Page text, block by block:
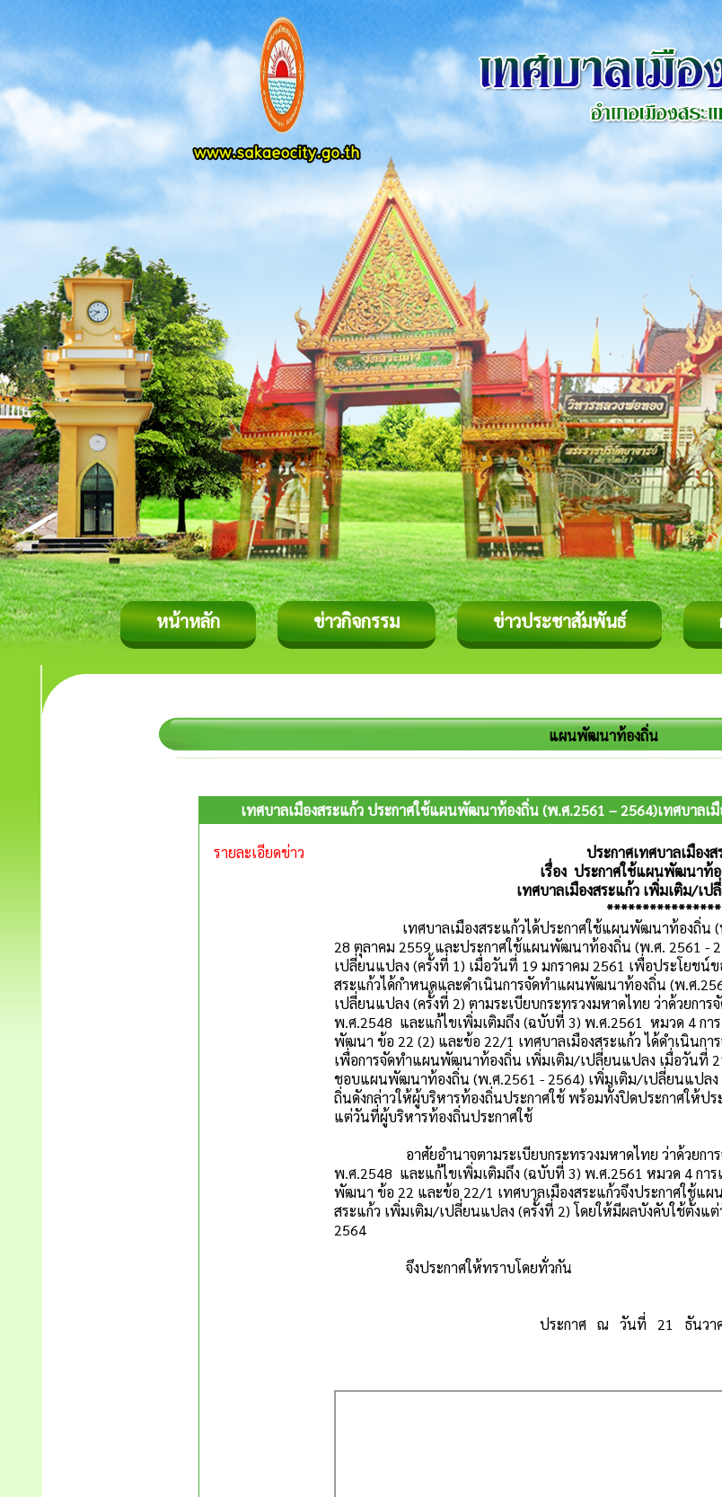
หน้าหลัก ข่าวกิจกรรม ข่าวประชาสัมพันธ์
แผนพัฒนาท้องถิ่น
เทศบาลเมืองสระแก้ว ประกาศใช้แผนพัฒนาท้องถิ่น (พ.ศ.2561 – 2564)เทศบาลเ
รายละเอียดข่าว
ประกาศเทศบาลเมืองส
เรื่อง ประกาศใช้แผนพัฒนาท้องถิ่
เทศบาลเมืองสระแก้ว เพิ่มเติม/เป
เทศบาลเมืองสระแก้วได้ประกาศใช้แผนพัฒนาท้องถิ่น (พ.ศ
28 ตุลาคม 2559 และประกาศใช้แผนพัฒนาท้องถิ่น (พ.ศ. 2561 -
เปลี่ยนแปลง (ครั้งที่ 1) เมื่อวันที่ 19 มกราคม 2561 เพื่อประโยช
สระแก้วได้กำหนดและดำเนินการจัดทำแผนพัฒนาท้องถิ่น (พ.ศ
เปลี่ยนแปลง (ครั้งที่ 2) ตามระเบียบกระทรวงมหาดไทย ว่าด้วยกา
พ.ศ.2548 และแก้ไขเพิ่มเติมถึง (ฉบับที่ 3) พ.ศ.2561 หมวด 4 กา
พัฒนา ข้อ 22 (2) และข้อ 22/1 เทศบาลเมืองสระแก้ว ได้ดำเนินก
เพื่อการจัดทำแผนพัฒนาท้องถิ่น เพิ่มเติม/เปลี่ยนแปลง เมื่อวันที่
ชอบแผนพัฒนาท้องถิ่น (พ.ศ.2561 - 2564) เพิ่มเติม/เปลี่ยนแปลง
ถิ่นดังกล่าวให้ผู้บริหารท้องถิ่นประกาศใช้ พร้อมทั้งปิดประกาศให้ป
แต่วันที่ผู้บริหารท้องถิ่นประกาศใช้
อาศัยอำนาจตามระเบียบกระทรวงมหาดไทย ว่าด้วยการจั
พ.ศ.2548 และแก้ไขเพิ่มเติมถึง (ฉบับที่ 3) พ.ศ.2561 หมวด 4 กา
พัฒนา ข้อ 22 และข้อ 22/1 เทศบาลเมืองสระแก้วจึงประกาศใช้แ
สระแก้ว เพิ่มเติม/เปลี่ยนแปลง (ครั้งที่ 2) โดยให้มีผลบังคับใช้ตั้ง
2564
จึงประกาศให้ทราบโดยทั่วกัน
ประกาศ ณ วันที่ 21 ธันวาค